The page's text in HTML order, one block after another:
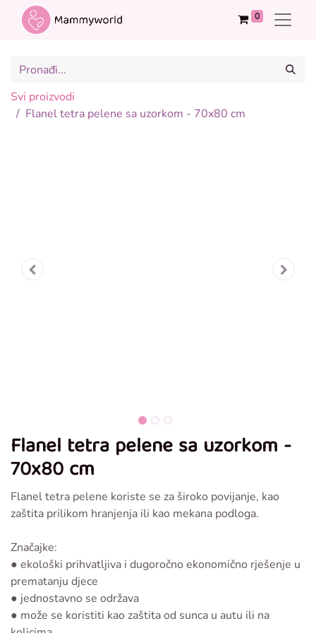
0
Svi proizvodi
Flanel tetra pelene sa uzorkom - 70x80 cm
Flanel tetra pelene sa uzorkom -
70x80 cm
Flanel tetra pelene koriste se za široko povijanje, kao
zaštita prilikom hranjenja ili kao mekana podloga.
Značajke:
● ekološki prihvatljiva i dugoročno ekonomično rješenje u
prematanju djece
● jednostavno se održava
● može se koristiti kao zaštita od sunca u autu ili na